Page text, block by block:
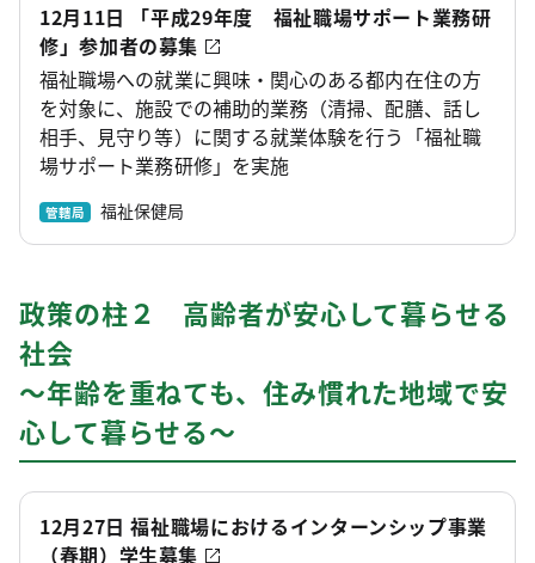
12月11日 「平成29年度 福祉職場サポート業務研
修」参加者の募集
福祉職場への就業に興味・関心のある都内在住の方
を対象に、施設での補助的業務（清掃、配膳、話し
相手、見守り等）に関する就業体験を行う「福祉職
場サポート業務研修」を実施
管轄局 福祉保健局
政策の柱２ 高齢者が安心して暮らせる
社会
～年齢を重ねても、住み慣れた地域で安
心して暮らせる～
12月27日 福祉職場におけるインターンシップ事業
（春期）学生募集